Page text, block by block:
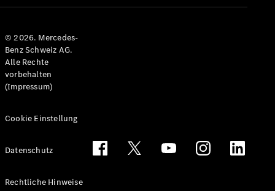
© 2026. Mercedes-
Benz Schweiz AG.
Alle Rechte
vorbehalten
(Impressum)
Cookie Einstellung
Datenschutz
Rechtliche Hinweise